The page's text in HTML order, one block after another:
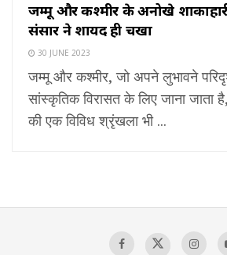
जम्मू और कश्मीर के अनोखे
संसार ने शायद ही चखा
30 JUNE 2023
जम्मू और कश्मीर, जो अपने लुभावने
सांस्कृतिक विरासत के लिए जाना जाता
की एक विविध श्रृंखला भी ...